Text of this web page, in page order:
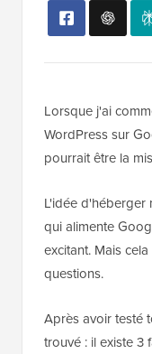
Lorsque j'ai
WordPress sur
pourrait être la
L'idée d'héberger
qui alimente
excitant. Mais
questions.
Après avoir testé
trouvé : il existe 3